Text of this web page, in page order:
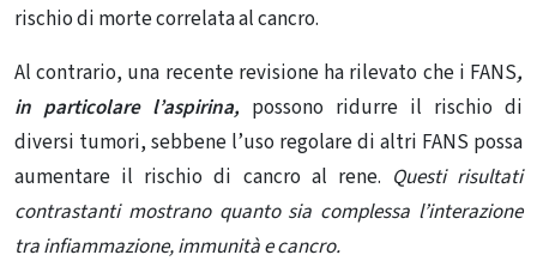
rischio di morte correlata al cancro.
Al contrario, una recente revisioneha rilevato che i FANS,
in particolare l’aspirina, possono ridurre il rischio di
diversi tumori, sebbene l’uso regolare di altri FANS possa
aumentare il rischio di cancro al rene. Questi risultati
contrastanti mostrano quanto sia complessa l’interazione
tra infiammazione, immunità e cancro.